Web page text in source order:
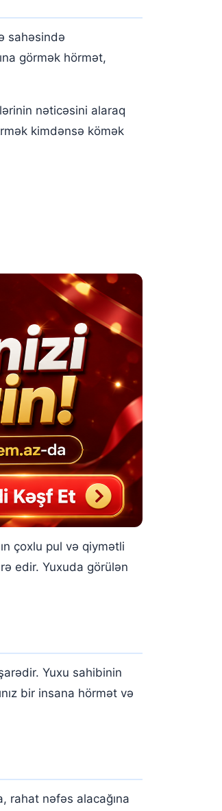
sahəsində
görmək hörmət,
nəticəsini alaraq
kimdənsə kömək
çoxlu pul və qiymətli
edir. Yuxuda görülən
Yuxu sahibinin
bir insana hörmət və
rahat nəfəs alacağına